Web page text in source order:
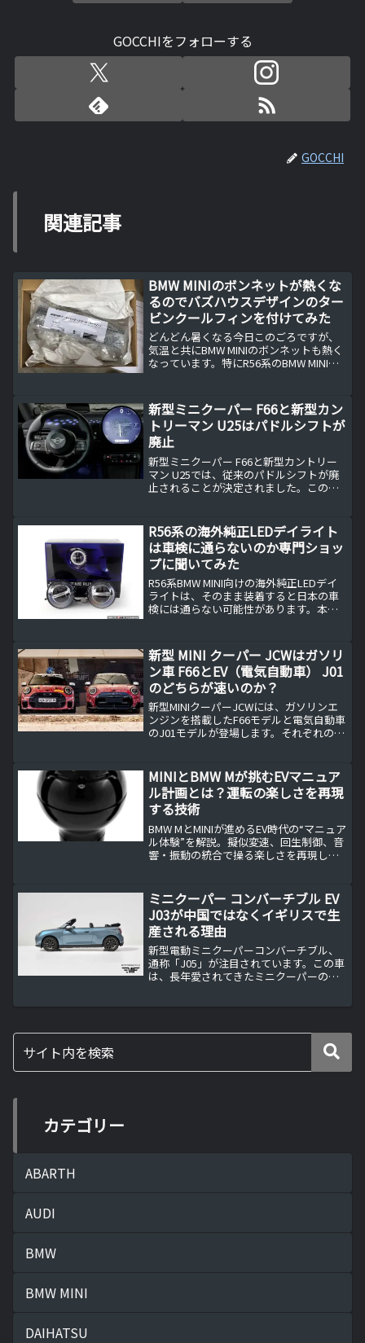
GOCCHIをフォローする
GOCCHI
関連記事
BMW MINIのボンネットが熱くな
るのでバズハウスデザインのター
ビンクールフィンを付けてみた
どんどん暑くなる今日このごろですが、
気温と共にBMW MINIのボンネットも熱く
なっています。特にR56系のBMW MINIは
らしいです。R56系BMW MINIの弱...
新型ミニクーパー F66と新型カン
トリーマン U25はパドルシフトが
廃止
新型ミニクーパー F66と新型カントリー
マン U25では、従来のパドルシフトが廃
止されることが決定されました。この決
R56系の海外純正LEDデイライト
は車検に通らないのか専門ショッ
プに聞いてみた
R56系BMW MINI向けの海外純正LEDデイ
ライトは、そのまま装着すると日本の車
検には通らない可能性があります。本記
すために必要な対策を解説。MINI ロード
スター R59への流用可否や、減光・デイ
ライトOFF加工の現実的な費用感につい
ても実体験ベースでまとめています。
新型 MINI クーパー JCWはガソリ
ン車 F66とEV（電気自動車） J01
のどちらが速いのか？
新型MINIクーパーJCWには、ガソリンエ
ンジンを搭載したF66モデルと電気自動車
のJ01モデルが登場します。それぞれの性
MINIとBMW Mが挑むEVマニュア
ル計画とは？運転の楽しさを再現
する技術
BMW MとMINIが進めるEV時代の“マニュア
ル体験”を解説。擬似変速、回生制御、音
響・振動の統合で操る楽しさを再現しま
EVでもドライバーズカーを実現する最新
動向をわかりやすく紹介。
ミニクーパー コンバーチブル EV
J03が中国ではなくイギリスで生
産される理由
新型電動ミニクーパーコンバーチブル、
通称「J05」が注目されています。この車
は、長年愛されてきたミニクーパーの伝
カテゴリー
ABARTH
AUDI
BMW
BMW MINI
DAIHATSU